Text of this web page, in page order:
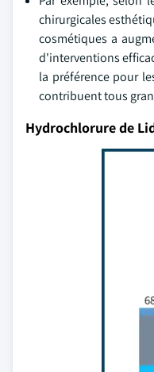
chirurgicales
cosmétiques a
d'interventions
la préférence pour
contribuent tous
Hydrochlorure de